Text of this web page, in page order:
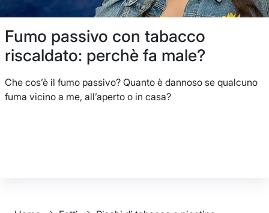
Fumo passivo con tabacco
riscaldato: perchè fa male?
Che cos’è il fumo passivo? Quanto è dannoso se qualcuno
fuma vicino a me, all’aperto o in casa?